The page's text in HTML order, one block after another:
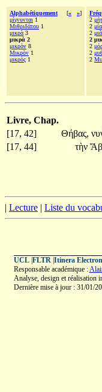
Alphabétiquement [« »]
μίγνυνται 1
Μιθριδάτου 1
μικρὰ 3
μικρά 2
μικρὸν 8
Μικρὸν 1
μικρὸς 1
2
2 μία
2
2
2
2
2
Livre, Chap.
[17, 42]
Θήβας,
[17, 44]
τὴν
| Lecture | Liste du
UCL| FLTR| Itinera
Responsable académique :
Analyse, design et réalisation
Dernière mise à jour : 31/01/